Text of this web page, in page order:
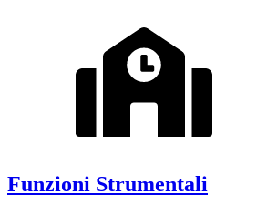
Funzioni Strumentali